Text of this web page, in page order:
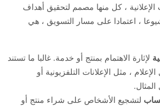
الإعلانية ، كل منها مصمم لتحقيق أهداف
، اعتمادا على مسار التسويق ، هي
لإثارة الاهتمام بمنتج أو خدمة. غالبا ما تستند
، مثل الإعلانات التلفزيونية أو
لتشجيع الأشخاص على شراء منتج أو